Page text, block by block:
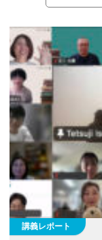
ビ
ゲ
ー
シ
ョ
ン
講義レポート